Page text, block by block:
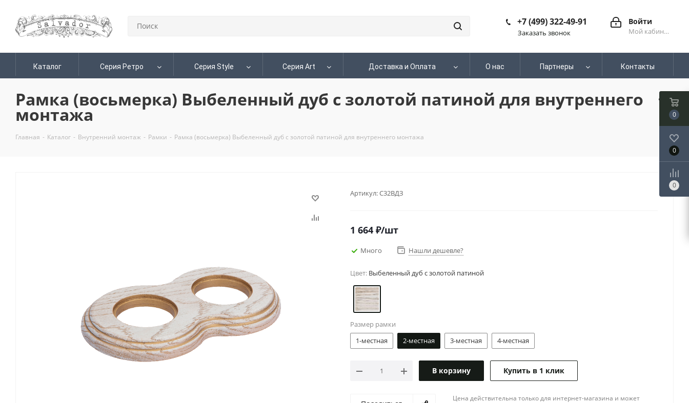
Войти
Мой кабинет
+7 (499) 322-49-91
Заказать звонок
Каталог Серия Ретро Серия Style Серия Art Доставка и Оплата О нас Партнеры Контакты
Рамка (восьмерка) Выбеленный дуб с золотой патиной для внутреннего
монтажа
Главная - Каталог - Внутренний монтаж - Рамки - Рамка (восьмерка) Выбеленный дуб с золотой патиной для внутреннего монтажа
Артикул:С32ВДЗ
1 664 ₽/шт
Много Нашли дешевле?
Цвет: Выбеленный дуб с золотой патиной
Размер рамки
1-местная
2-местная 3-местная 4-местная
В корзину Купить в 1 клик
Цена действительна только для интернет-магазина и может
0
0
0